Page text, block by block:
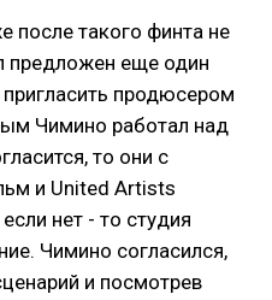
после такого финта не
предложен еще один
продюсером
Чимино работал над
то они с
и United Artists
нет - то студия
Чимино согласился,
и посмотрев